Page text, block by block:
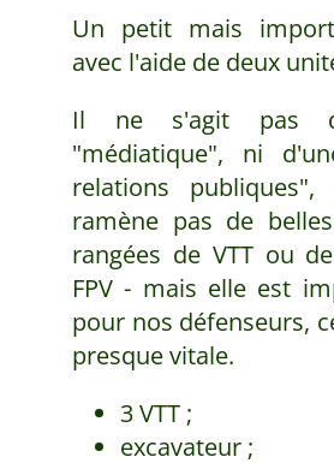
Un petit mais
avec l'aide de deux
Il ne s'agit pas
"médiatique", ni
relations
ramène pas de
rangées de VTT ou
FPV - mais elle est
pour nos défenseurs,
presque vitale.
3 VTT ;
excavateur ;